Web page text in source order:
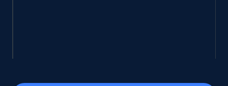
878+ 124+ Jetzt kaufen